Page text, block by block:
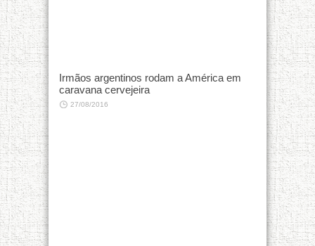
Irmãos argentinos rodam a América em
caravana cervejeira
27/08/2016